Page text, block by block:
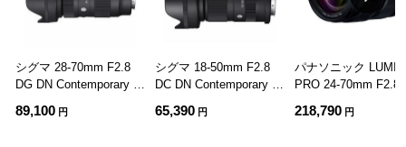
シグマ 28-70mm F2.8
DG DN Contemporary L
89,100 円
シグマ 18-50mm F2.8
DC DN Contemporary L
65,390 円
パナソニック
PRO 24-70mm F2.8
218,790 円